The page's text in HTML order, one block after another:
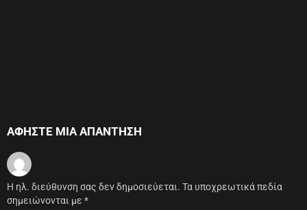
ΑΦΉΣΤΕ ΜΙΑ ΑΠΆΝΤΗΣΗ
Η ηλ. διεύθυνση σας δεν δημοσιεύεται. Τα υποχρεωτικά πεδία
σημειώνονται με *